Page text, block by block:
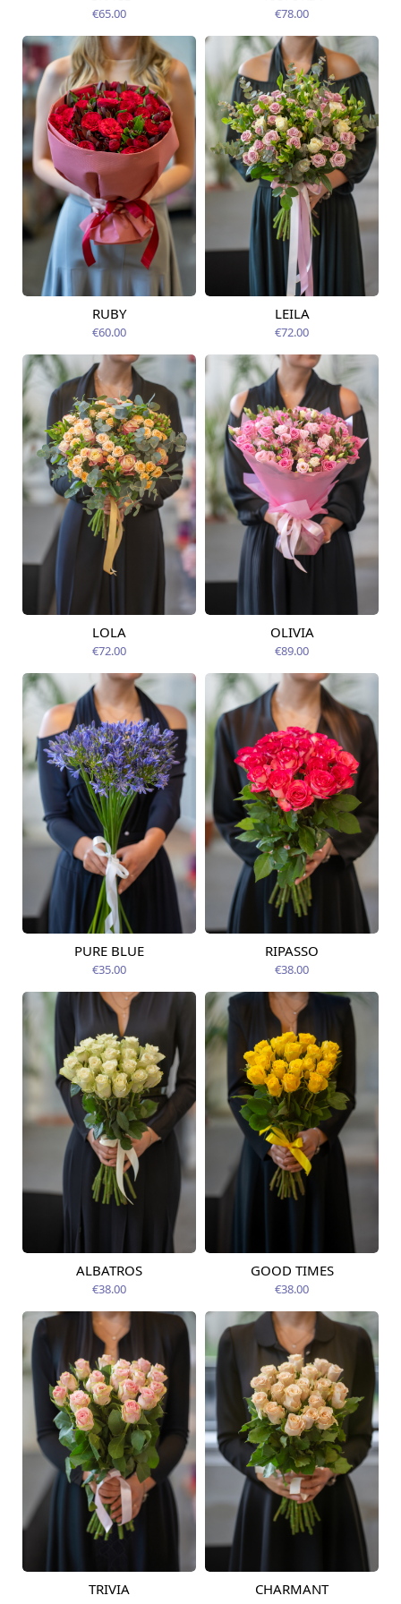
€65.00 €78.00
Pieejama no
RUBY
€60.00
Pieejams šodien
LEILA
€72.00
Pieejams šodien
LOLA
€72.00
Pieejams šodien
OLIVIA
€89.00
Pieejams šodien
PURE BLUE
€35.00
Pieejams šodien
RIPASSO
€38.00
Pieejams šodien
ALBATROS
€38.00
Pieejams šodien
GOOD TIMES
€38.00
Pieejams šodien
TRIVIA Pieejams šodien
CHARMANT